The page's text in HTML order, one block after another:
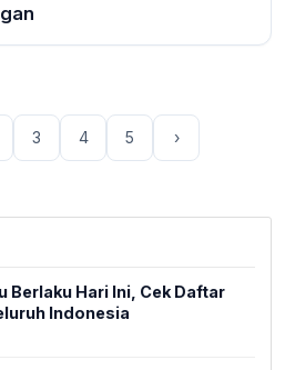
3 4 5 ›
Berlaku Hari Ini, Cek Daftar
Indonesia